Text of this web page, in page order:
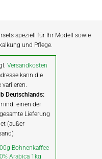
speziell für Ihr Modell sowie
und Pflege.
Versandkosten
kann die
variieren.
Deutschlands:
einen der
Lieferung
(außer
Bohnenkaffee
Arabica 1kg